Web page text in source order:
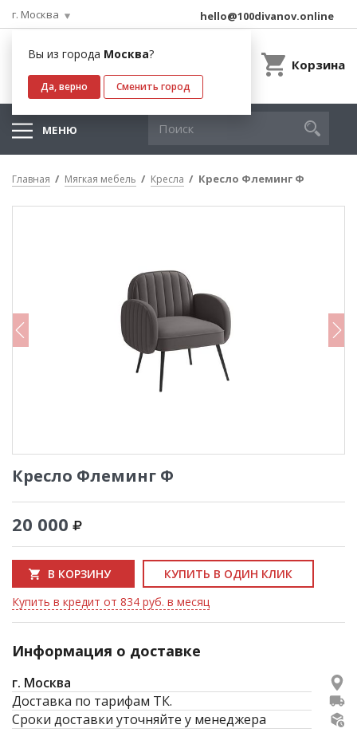
г. Москва
Вы из города Москва?
Да, верно Сменить город
hello@100divanov.online
Корзина
МЕНЮ
Главная Мягкая мебель Кресла Кресло Флеминг Ф
Кресло Флеминг Ф
20 000
В КОРЗИНУ
КУПИТЬ В ОДИН КЛИК
Купить в кредит от 834 руб. в месяц
Информация о доставке
г. Москва
Доставка по тарифам ТК.
Сроки доставки уточняйте у менеджера